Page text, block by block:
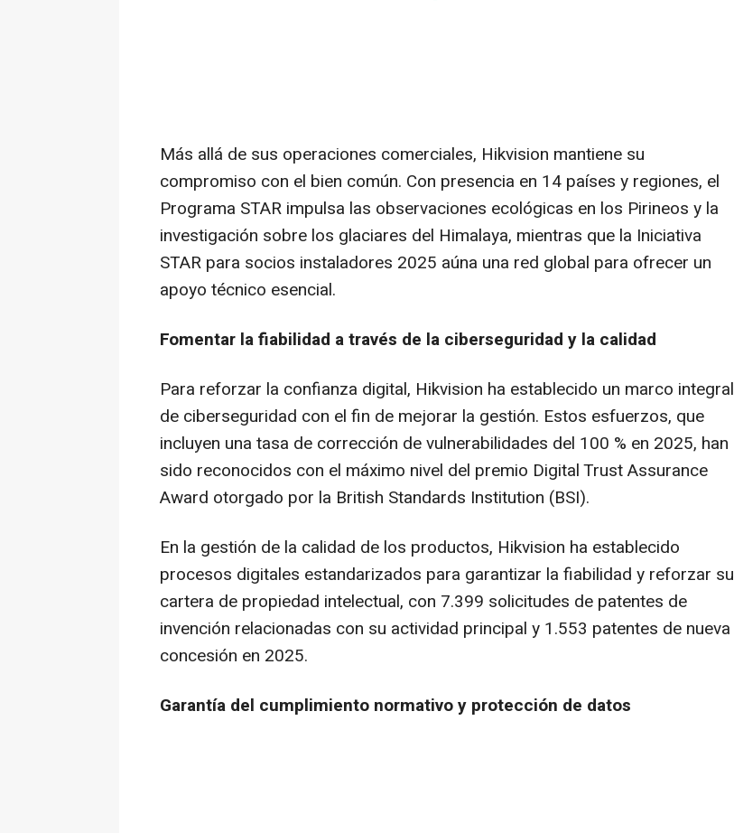
Más allá de sus operaciones comerciales, Hikvision mantiene su
compromiso con el bien común. Con presencia en 14 países y regiones, el
Programa STAR impulsa las observaciones ecológicas en los Pirineos y la
investigación sobre los glaciares del Himalaya, mientras que la Iniciativa
STAR para socios instaladores 2025 aúna una red global para ofrecer un
apoyo técnico esencial.
Fomentar la fiabilidad a través de la ciberseguridad y la calidad
Para reforzar la confianza digital, Hikvision ha establecido un marco integral
de ciberseguridad con el fin de mejorar la gestión. Estos esfuerzos, que
incluyen una tasa de corrección de vulnerabilidades del 100 % en 2025, han
sido reconocidos con el máximo nivel del premio Digital Trust Assurance
Award otorgado por la British Standards Institution (BSI).
En la gestión de la calidad de los productos, Hikvision ha establecido
procesos digitales estandarizados para garantizar la fiabilidad y reforzar su
cartera de propiedad intelectual, con 7.399 solicitudes de patentes de
invención relacionadas con su actividad principal y 1.553 patentes de nueva
concesión en 2025.
Garantía del cumplimiento normativo y protección de datos